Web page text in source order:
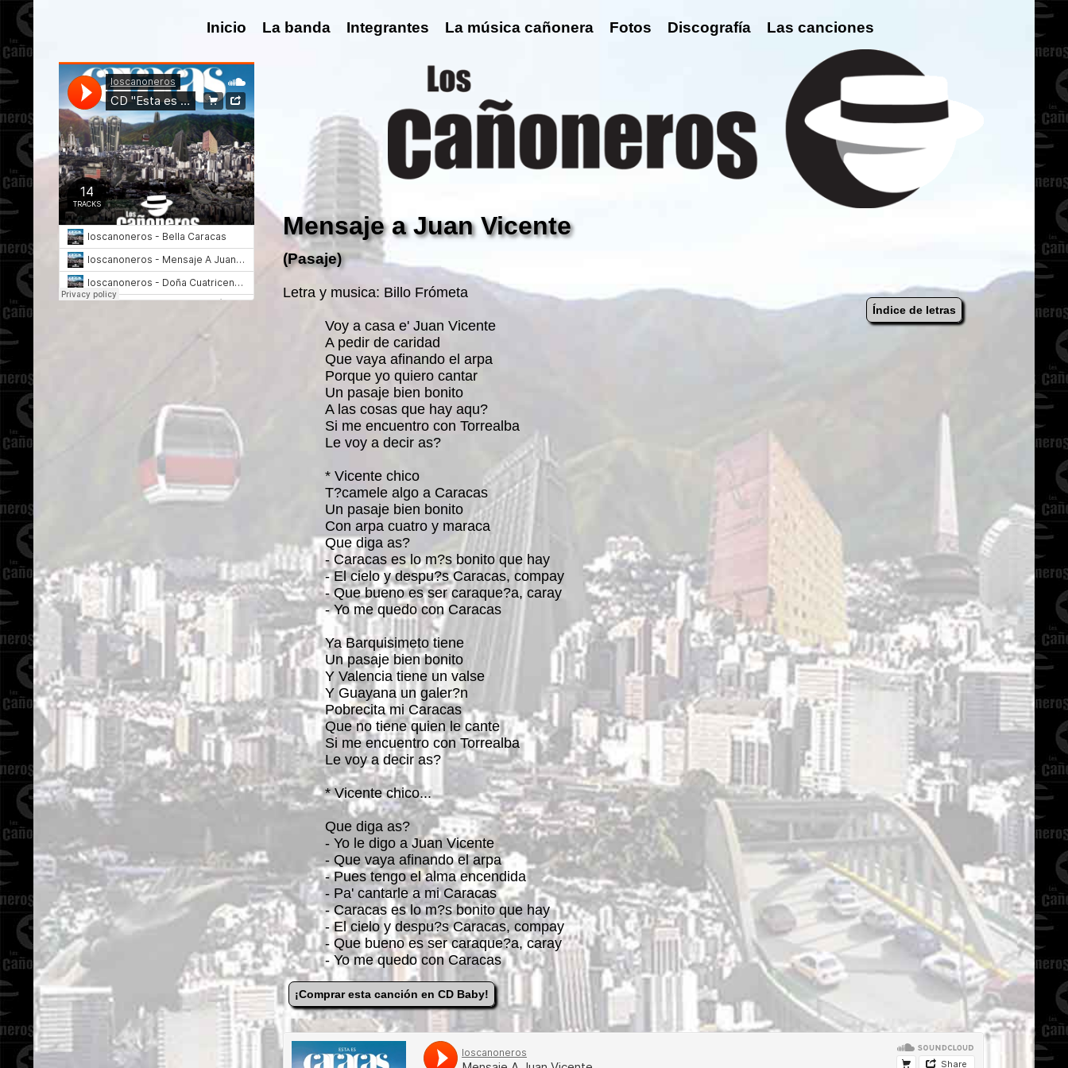
Inicio La banda Integrantes La música cañonera Fotos Discografía Las canciones
Mensaje a Juan Vicente
(Pasaje)
Letra y musica: Billo Frómeta
Índice de letras
Voy a casa e' Juan Vicente
A pedir de caridad
Que vaya afinando el arpa
Porque yo quiero cantar
Un pasaje bien bonito
A las cosas que hay aqu?
Si me encuentro con Torrealba
Le voy a decir as?
* Vicente chico
T?camele algo a Caracas
Un pasaje bien bonito
Con arpa cuatro y maraca
Que diga as?
- Caracas es lo m?s bonito que hay
- El cielo y despu?s Caracas, compay
- Que bueno es ser caraque?a, caray
- Yo me quedo con Caracas
Ya Barquisimeto tiene
Un pasaje bien bonito
Y Valencia tiene un valse
Y Guayana un galer?n
Pobrecita mi Caracas
Que no tiene quien le cante
Si me encuentro con Torrealba
Le voy a decir as?
* Vicente chico...
Que diga as?
- Yo le digo a Juan Vicente
- Que vaya afinando el arpa
- Pues tengo el alma encendida
- Pa' cantarle a mi Caracas
- Caracas es lo m?s bonito que hay
- El cielo y despu?s Caracas, compay
- Que bueno es ser caraque?a, caray
- Yo me quedo con Caracas
¡Comprar esta canción en CD Baby!